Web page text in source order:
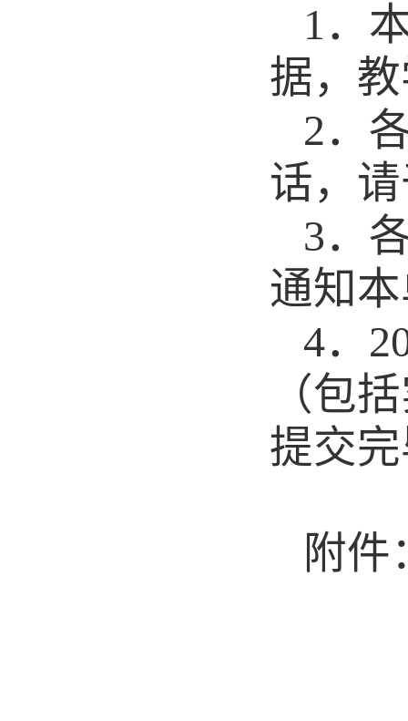
1．
据，
2．
话，
3．
通知
4．
（包
提交
附